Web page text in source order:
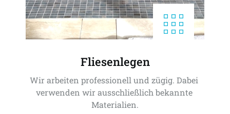
Fliesenlegen
Wir arbeiten professionell und zügig. Dabei
verwenden wir ausschließlich bekannte
Materialien.